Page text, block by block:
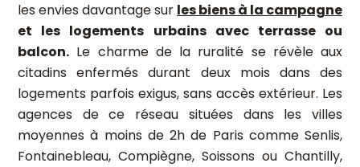
les envies davantage sur les biens à la campagne
et les logements urbains avec terrasse ou
balcon. Le charme de la ruralité se révèle aux
citadins enfermés durant deux mois dans des
logements parfois exigus, sans accès extérieur. Les
agences de ce réseau situées dans les villes
moyennes à moins de 2h de Paris comme Senlis,
Fontainebleau, Compiègne, Soissons ou Chantilly,